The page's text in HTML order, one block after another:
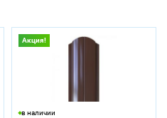
Акция!
в наличии